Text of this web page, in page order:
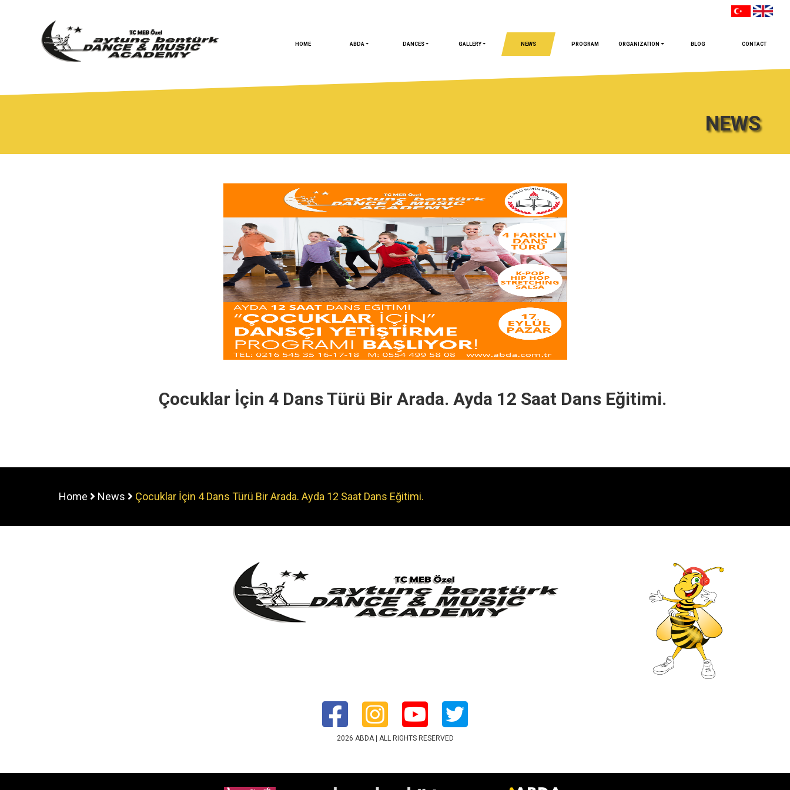
HOME ABDA DANCES GALLERY NEWS PROGRAM ORGANIZATION BLOG CONTACT
NEWS
Çocuklar İçin 4 Dans Türü Bir Arada. Ayda 12 Saat Dans Eğitimi.
Home News Çocuklar İçin 4 Dans Türü Bir Arada. Ayda 12 Saat Dans Eğitimi.
2026 ABDA | ALL RIGHTS RESERVED